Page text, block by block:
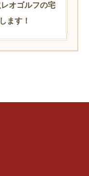
オゴルフの宅
ます！